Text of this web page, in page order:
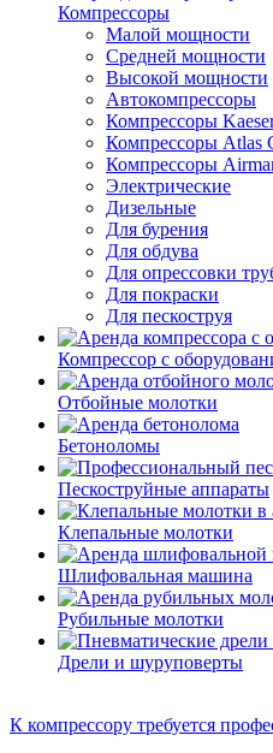
Компрессоры
Малой мощности
Средней мощности
Высокой мощности
Автокомпрессоры
Компрессоры
Компрессоры Atlas
Компрессоры
Электрические
Дизельные
Для бурения
Для обдува
Для опрессовки
Для покраски
Для пескоструя
Компрессор с
Отбойные молотки
Бетоноломы
Пескоструйные аппараты
Клепальные молотки
Шлифовальная машина
Рубильные молотки
Дрели и шуруповерты
К компрессору требуется